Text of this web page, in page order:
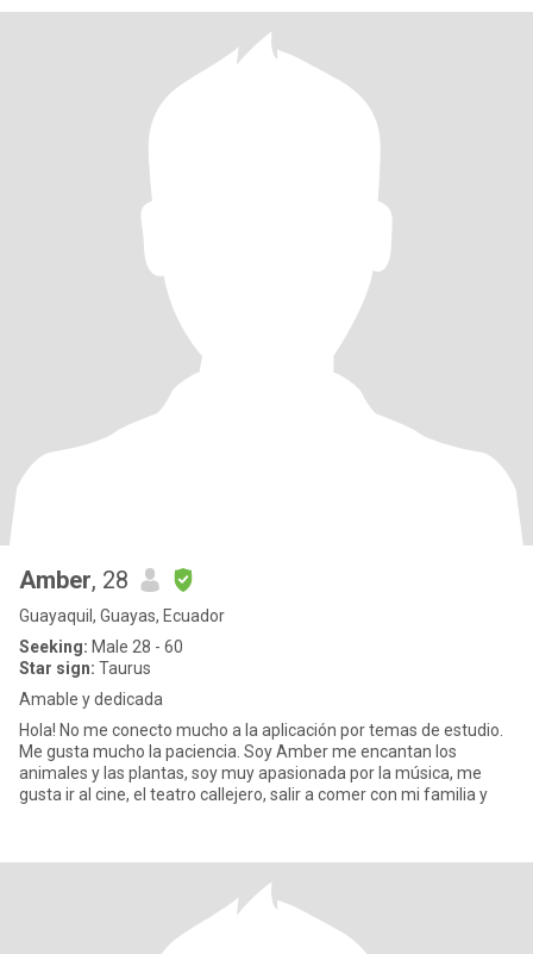
Amber, 28
Guayaquil, Guayas, Ecuador
Seeking: Male 28 - 60
Star sign: Taurus
Amable y dedicada
Hola! No me conecto mucho a la aplicación por temas de estudio.
Me gusta mucho la paciencia. Soy Amber me encantan los
animales y las plantas, soy muy apasionada por la música, me
gusta ir al cine, el teatro callejero, salir a comer con mi familia y